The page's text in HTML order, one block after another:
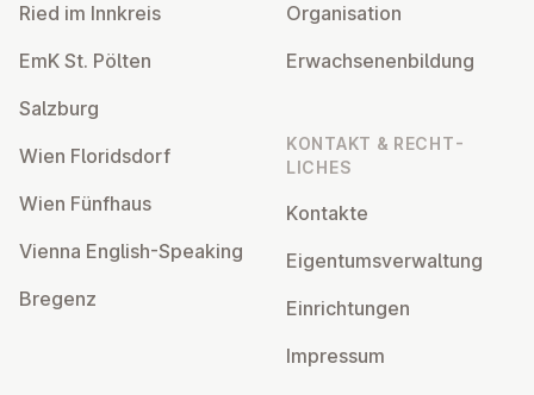
Ried im Innkreis
EmK St. Pölten
Salzburg
Wien Flor­idsdorf
Wien Fünfhaus
Vienna English-Speaking
Bregenz
Or­gan­isa­tion
Er­wach­sen­en­bildung
KONTAKT & RECHT­
LICHES
Kontakte
Ei­gentums­ver­wal­tung
Ein­rich­tun­gen
Impressum